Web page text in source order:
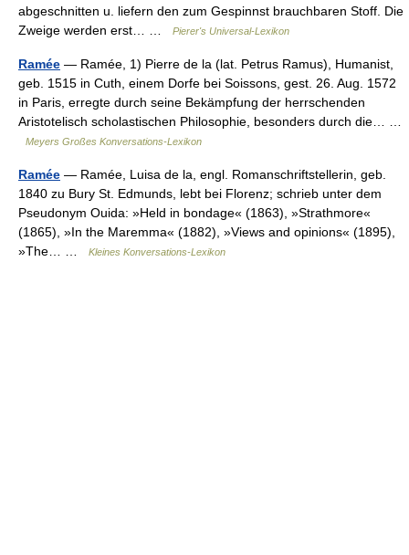
abgeschnitten u. liefern den zum Gespinnst brauchbaren Stoff. Die
Zweige werden erst… …
Pierer's Universal-Lexikon
Ramée — Ramée, 1) Pierre de la (lat. Petrus Ramus), Humanist,
geb. 1515 in Cuth, einem Dorfe bei Soissons, gest. 26. Aug. 1572
in Paris, erregte durch seine Bekämpfung der herrschenden
Aristotelisch scholastischen Philosophie, besonders durch die… …
Meyers Großes Konversations-Lexikon
Ramée — Ramée, Luisa de la, engl. Romanschriftstellerin, geb.
1840 zu Bury St. Edmunds, lebt bei Florenz; schrieb unter dem
Pseudonym Ouida: »Held in bondage« (1863), »Strathmore«
(1865), »In the Maremma« (1882), »Views and opinions« (1895),
»The… …
Kleines Konversations-Lexikon